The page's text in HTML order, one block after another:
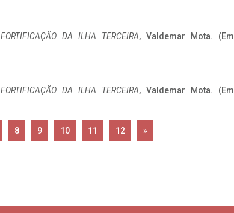
FORTIFICAÇÃO DA ILHA TERCEIRA, Valdemar Mota. (Em
FORTIFICAÇÃO DA ILHA TERCEIRA, Valdemar Mota. (Em
8 9 10 11 12 »